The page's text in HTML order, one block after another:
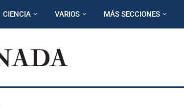
CIENCIA VARIOS MÁS SECCIONES